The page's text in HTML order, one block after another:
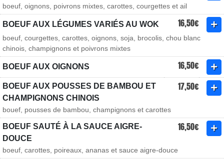
boeuf, oignons, poivrons mixtes, carottes, courgettes et ail
BOEUF AUX LÉGUMES VARIÉS AU WOK 16,50€
boeuf, courgettes, carottes, oignons, soja, brocolis, chou blanc
chinois, champignons et poivrons mixtes
BOEUF AUX OIGNONS 16,50€
BOEUF AUX POUSSES DE BAMBOU ET
CHAMPIGNONS CHINOIS
17,50€
bouef, pousses de bambou, champignons et carottes
BOEUF SAUTÉ À LA SAUCE AIGRE-
DOUCE
16,50€
boeuf, carottes, poireaux, ananas et sauce aigre-douce